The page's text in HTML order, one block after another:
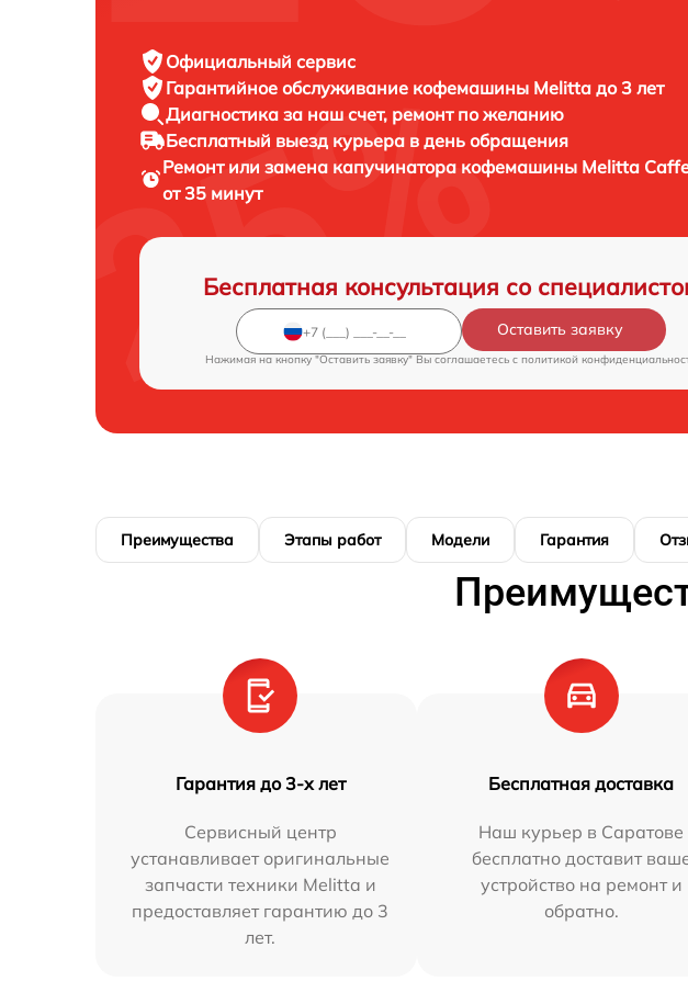
Официальный сервис
Гарантийное обслуживание кофемашины Melitta до 3 лет
Диагностика за наш счет, ремонт по желанию
Бесплатный выезд курьера в день обращения
Ремонт или замена капучинатора кофемашины Melitta
от 35 минут
Бесплатная консультация со
Оставить заявку
Нажимая на кнопку "Оставить заявку" Вы соглашаетесь c политикой
Преимущества Этапы работ Модели Гарантия
Гарантия до 3-х лет
Сервисный центр
устанавливает оригинальные
запчасти техники Melitta и
предоставляет гарантию до 3
лет.
Бесплатная доставка
Наш курьер в Саратове
бесплатно доставит
устройство на ремонт и
обратно.